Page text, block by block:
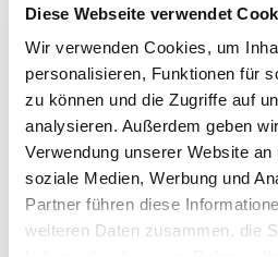
Diese Webseite verwendet
Wir verwenden Cookies, um
personalisieren, Funktionen für
zu können und die Zugriffe auf
analysieren. Außerdem geben
Verwendung unserer Website
soziale Medien, Werbung und
Partner führen diese
weiteren Daten zusammen, die